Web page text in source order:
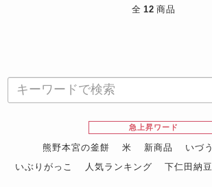
全 12 商品
急上昇ワード
熊野本宮の釜餅 米 新商品 いづう
いぶりがっこ
人気ランキング 下仁田納豆